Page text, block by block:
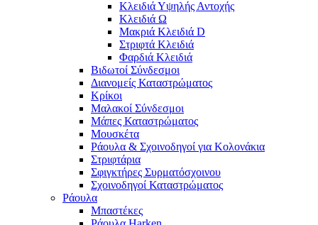
Κλειδιά Υψηλής Αντοχής
Κλειδιά Ω
Μακριά Κλειδιά D
Στριφτά Κλειδιά
Φαρδιά Κλειδιά
Βιδωτοί Σύνδεσμοι
Διανομείς Καταστρώματος
Κρίκοι
Μαλακοί Σύνδεσμοι
Μάπες Καταστρώματος
Μουσκέτα
Ράουλα & Σχοινοδηγοί για Κολονάκια
Στριφτάρια
Σφιγκτήρες Συρματόσχοινου
Σχοινοδηγοί Καταστρώματος
Ράουλα
Μπαστέκες